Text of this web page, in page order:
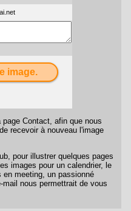
image.
page Contact , afin que nous
recevoir à nouveau l'image
pour illustrer quelques pages
images pour un calendrier, le
en meeting, un passionné
nous permettrait de vous